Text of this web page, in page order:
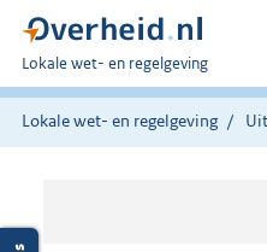
U
bent
hier:
Lokale wet- en regelgeving
Lokale wet- en regelgeving